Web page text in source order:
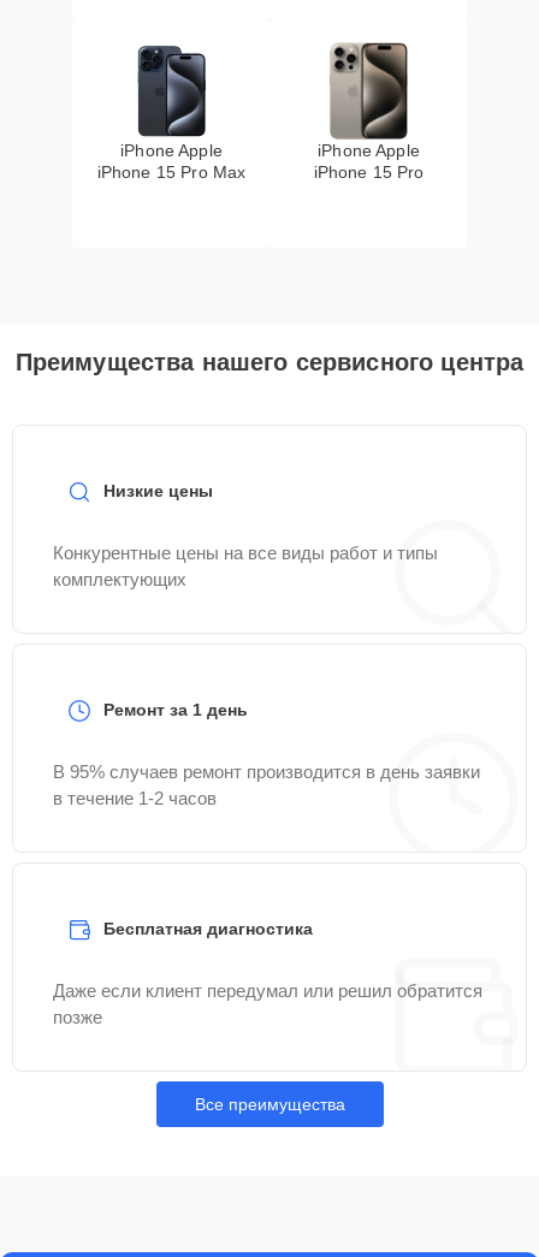
iPhone Apple
iPhone 15 Pro Max
iPhone Apple
iPhone 15 Pro
Преимущества нашего сервисного центра
Низкие цены
Конкурентные цены на все виды работ и типы
комплектующих
Ремонт за 1 день
В 95% случаев ремонт производится в день заявки
в течение 1-2 часов
Бесплатная диагностика
Даже если клиент передумал или решил обратится
позже
Все преимущества